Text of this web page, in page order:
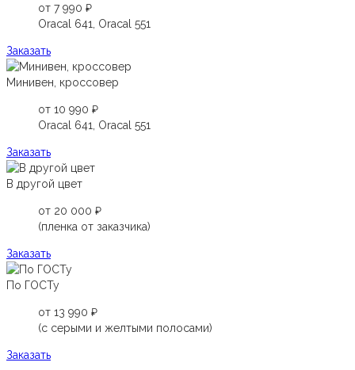
от 7 990 ₽
Oracal 641, Oracal 551
Заказать
Минивен, кроссовер
от 10 990 ₽
Oracal 641, Oracal 551
Заказать
В другой цвет
от 20 000 ₽
(пленка от заказчика)
Заказать
По ГОСТу
от 13 990 ₽
(с серыми и желтыми полосами)
Заказать